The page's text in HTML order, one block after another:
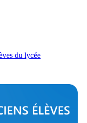
du lycée